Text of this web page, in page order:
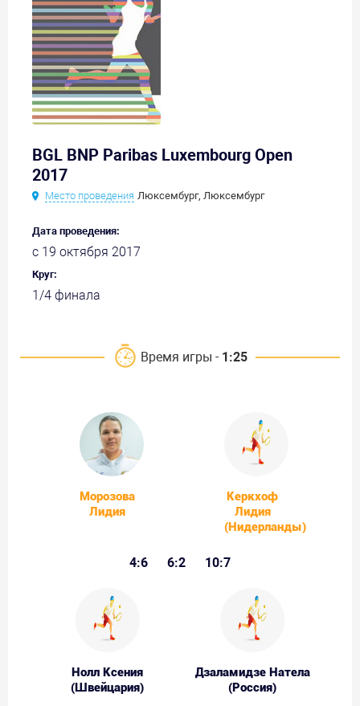
BGL BNP Paribas Luxembourg Open
2017
Место проведения Люксембург, Люксембург
Дата проведения:
с 19 октября 2017
Круг:
1/4 финала
Время игры - 1:25
Морозова
Лидия
Керкхоф
Лидия
(Нидерланды)
4:6 6:2 10:7
Нолл Ксения
(Швейцария)
Дзаламидзе Натела
(Россия)